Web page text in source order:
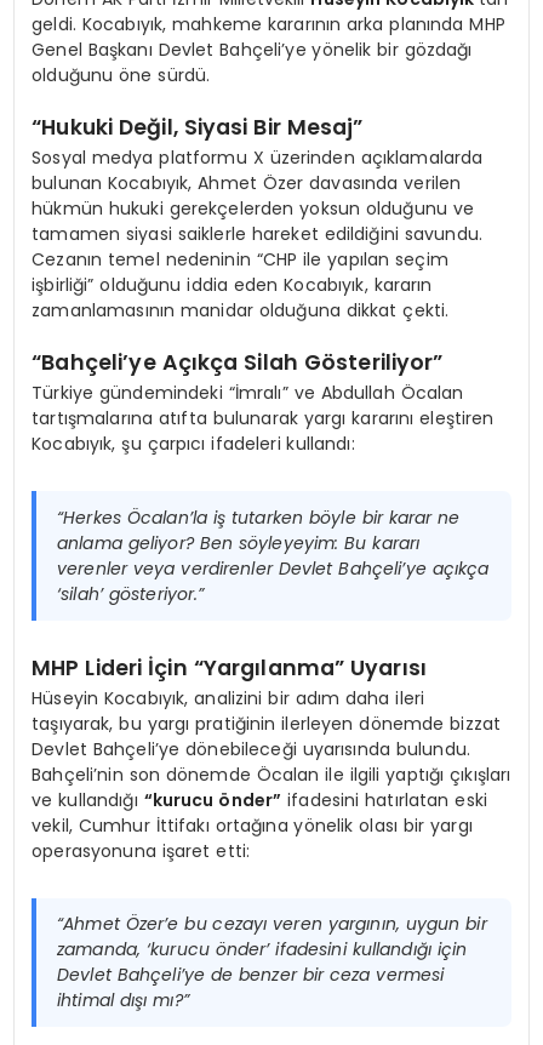
geldi. Kocabıyık, mahkeme kararının arka planında MHP
Genel Başkanı Devlet Bahçeli’ye yönelik bir gözdağı
olduğunu öne sürdü.
“Hukuki Değil, Siyasi Bir Mesaj”
Sosyal medya platformu X üzerinden açıklamalarda
bulunan Kocabıyık, Ahmet Özer davasında verilen
hükmün hukuki gerekçelerden yoksun olduğunu ve
tamamen siyasi saiklerle hareket edildiğini savundu.
Cezanın temel nedeninin “CHP ile yapılan seçim
işbirliği” olduğunu iddia eden Kocabıyık, kararın
zamanlamasının manidar olduğuna dikkat çekti.
“Bahçeli’ye Açıkça Silah Gösteriliyor”
Türkiye gündemindeki “İmralı” ve Abdullah Öcalan
tartışmalarına atıfta bulunarak yargı kararını eleştiren
Kocabıyık, şu çarpıcı ifadeleri kullandı:
“Herkes Öcalan’la iş tutarken böyle bir karar ne
anlama geliyor? Ben söyleyeyim: Bu kararı
verenler veya verdirenler Devlet Bahçeli’ye açıkça
‘silah’ gösteriyor.”
MHP Lideri İçin “Yargılanma” Uyarısı
Hüseyin Kocabıyık, analizini bir adım daha ileri
taşıyarak, bu yargı pratiğinin ilerleyen dönemde bizzat
Devlet Bahçeli’ye dönebileceği uyarısında bulundu.
Bahçeli’nin son dönemde Öcalan ile ilgili yaptığı çıkışları
ve kullandığı “kurucu önder” ifadesini hatırlatan eski
vekil, Cumhur İttifakı ortağına yönelik olası bir yargı
operasyonuna işaret etti:
“Ahmet Özer’e bu cezayı veren yargının, uygun bir
zamanda, ‘kurucu önder’ ifadesini kullandığı için
Devlet Bahçeli’ye de benzer bir ceza vermesi
ihtimal dışı mı?”